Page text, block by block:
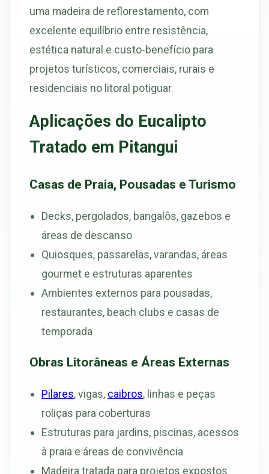
uma madeira de reflorestamento, com
excelente equilíbrio entre resistência,
estética natural e custo-benefício para
projetos turísticos, comerciais, rurais e
residenciais no litoral potiguar.
Aplicações do Eucalipto
Tratado em Pitangui
Casas de Praia, Pousadas e Turismo
Decks, pergolados, bangalôs, gazebos e
áreas de descanso
Quiosques, passarelas, varandas, áreas
gourmet e estruturas aparentes
Ambientes externos para pousadas,
restaurantes, beach clubs e casas de
temporada
Obras Litorâneas e Áreas Externas
Pilares, vigas, caibros, linhas e peças
roliças para coberturas
Estruturas para jardins, piscinas, acessos
à praia e áreas de convivência
Madeira tratada para projetos expostos